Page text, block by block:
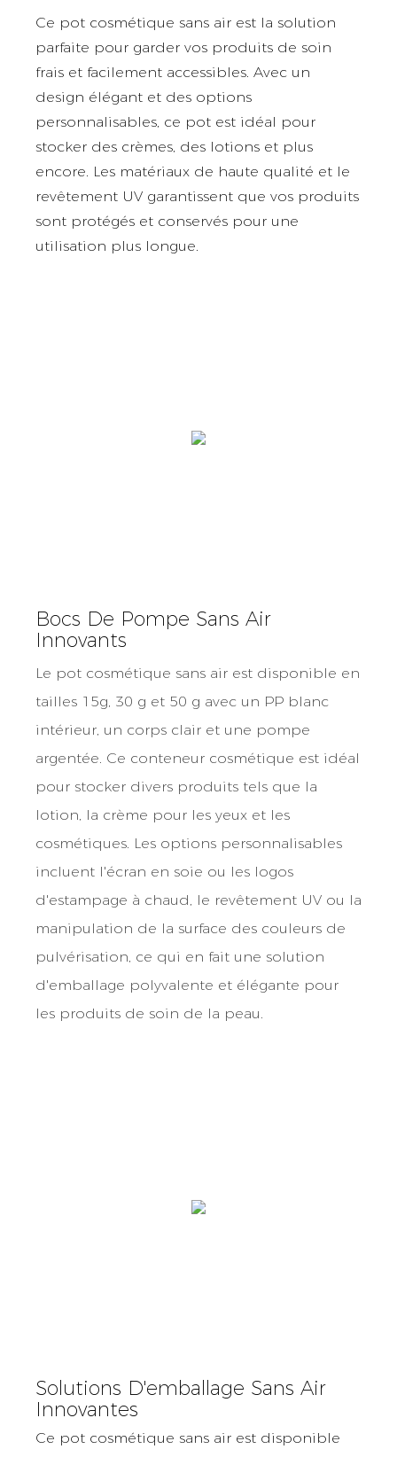
Ce pot cosmétique sans air est la solution
parfaite pour garder vos produits de soin
frais et facilement accessibles. Avec un
design élégant et des options
personnalisables, ce pot est idéal pour
stocker des crèmes, des lotions et plus
encore. Les matériaux de haute qualité et le
revêtement UV garantissent que vos produits
sont protégés et conservés pour une
utilisation plus longue.
Bocs De Pompe Sans Air
Innovants
Le pot cosmétique sans air est disponible en
tailles 15g, 30 g et 50 g avec un PP blanc
intérieur, un corps clair et une pompe
argentée. Ce conteneur cosmétique est idéal
pour stocker divers produits tels que la
lotion, la crème pour les yeux et les
cosmétiques. Les options personnalisables
incluent l'écran en soie ou les logos
d'estampage à chaud, le revêtement UV ou la
manipulation de la surface des couleurs de
pulvérisation, ce qui en fait une solution
d'emballage polyvalente et élégante pour
les produits de soin de la peau.
Solutions D'emballage Sans Air
Innovantes
Ce pot cosmétique sans air est disponible